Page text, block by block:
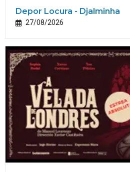
Depor Locura - Djalminha
27/08/2026